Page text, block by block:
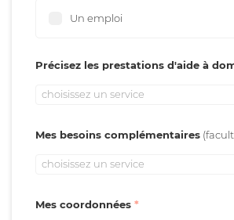
Un emploi
Précisez les prestations d'aide à
choisissez un service
Mes besoins complémentaires
choisissez un service
Mes coordonnées